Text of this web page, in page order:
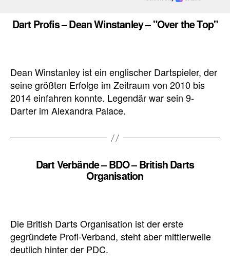
Dart Profis – Dean Winstanley – "Over the Top"
Dean Winstanley ist ein englischer Dartspieler, der
seine größten Erfolge im Zeitraum von 2010 bis
2014 einfahren konnte. Legendär war sein 9-
Darter im Alexandra Palace.
Dart Verbände – BDO – British Darts
Organisation
Die British Darts Organisation ist der erste
gegründete Profi-Verband, steht aber mittlerweile
deutlich hinter der PDC.